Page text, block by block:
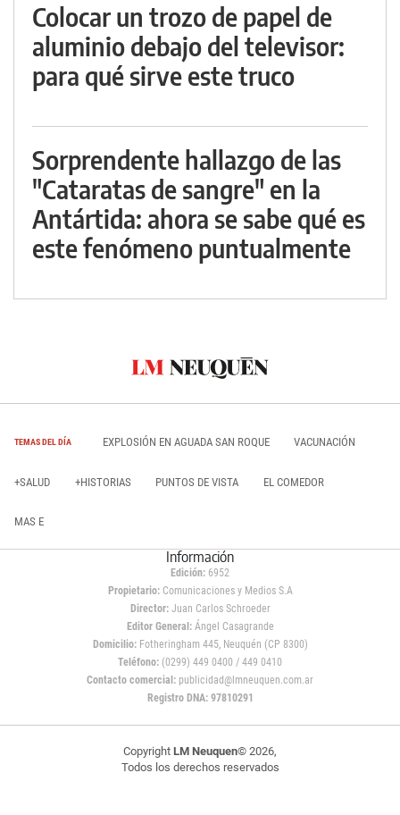
Colocar un trozo de papel de
aluminio debajo del televisor:
para qué sirve este truco
Sorprendente hallazgo de las
"Cataratas de sangre" en la
Antártida: ahora se sabe qué es
este fenómeno puntualmente
TEMAS DEL DÍA EXPLOSIÓN EN AGUADA SAN ROQUE VACUNACIÓN
+SALUD +HISTORIAS PUNTOS DE VISTA EL COMEDOR
MAS E
Información
Edición: 6952
Propietario:Comunicaciones y Medios S.A
Director: Juan Carlos Schroeder
Editor General:Ángel Casagrande
Domicilio:Fotheringham 445, Neuquén (CP 8300)
Teléfono: (0299) 449 0400 / 449 0410
Contacto comercial: publicidad@lmneuquen.com.ar
Registro DNA: 97810291
Copyright LM Neuquen© 2026,
Todos los derechos reservados